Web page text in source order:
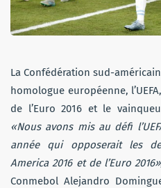
La Confédération sud-
homologue européenne,
de l’Euro 2016 et le
«Nous avons mis au défi
année qui opposerait les
America 2016 et de l’Euro 2016»
Conmebol Alejandro